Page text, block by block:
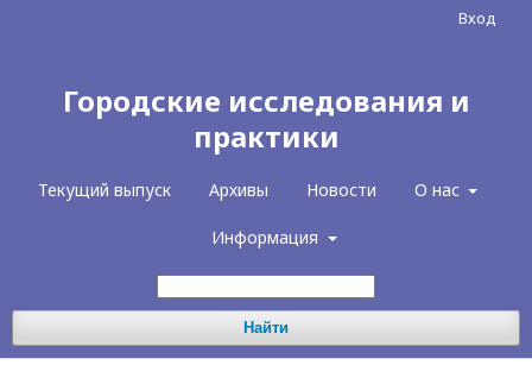
Городские исследования и
практики
Текущий выпуск Архивы Новости О нас
Информация
Найти
Вход